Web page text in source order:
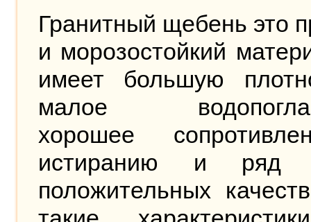
Гранитный щебень это
и морозостойкий
имеет большую
малое
хорошее
истиранию и ряд
положительных